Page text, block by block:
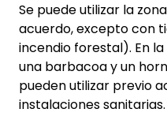
Se puede utilizar la
acuerdo, excepto con
incendio forestal). En
una barbacoa y un
pueden utilizar previo
instalaciones sanitarias.